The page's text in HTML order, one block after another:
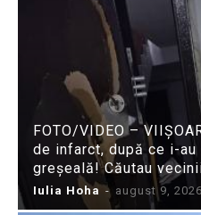
FOTO/VIDEO –
de infarct, după ce i-
greșeală! Căutau
Iulia Hoha - august 9, 2026